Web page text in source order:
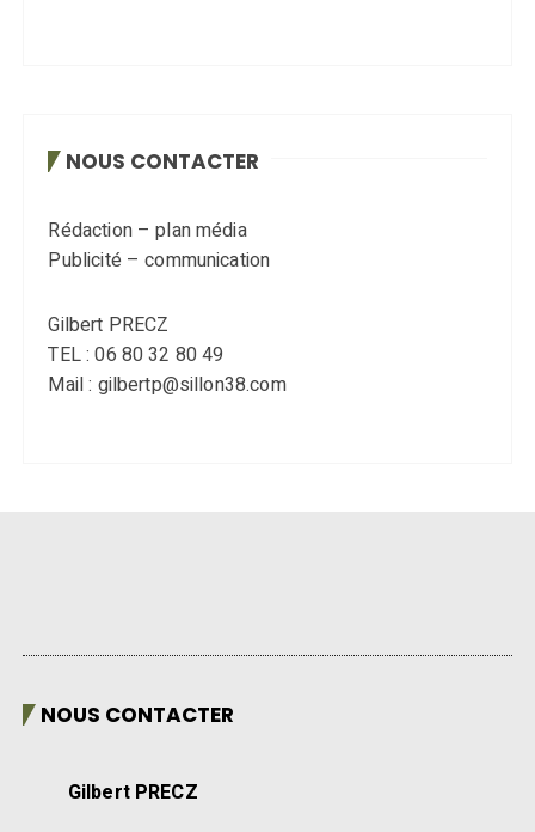
NOUS CONTACTER
Rédaction – plan média
Publicité – communication
Gilbert PRECZ
TEL : 06 80 32 80 49
Mail : gilbertp@sillon38.com
NOUS CONTACTER
Gilbert PRECZ